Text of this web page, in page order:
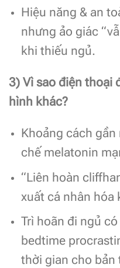
Hiệu năng & an
nhưng ảo giác
khi thiếu ngủ.
3) Vì sao điện thoại
hình khác?
Khoảng cách gần
chế melatonin
“Liên hoàn
xuất cá nhân hóa
Trì hoãn đi ngủ
bedtime
thời gian cho